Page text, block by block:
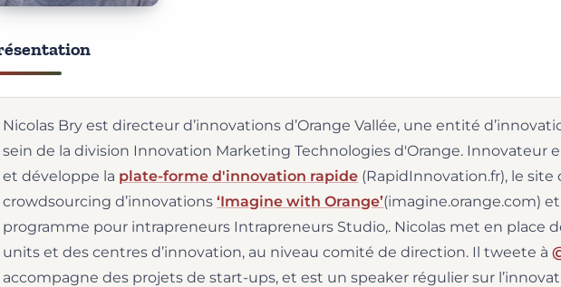
Nicolas Bry est directeur d’innovations d’Orange Vallée, une entité
sein de la division Innovation Marketing Technologies d'Orange. Innovateur
et développe la plate-forme d'innovation rapide (RapidInnovation.fr), le site
crowdsourcing d’innovations‘Imagine with Orange’(imagine.orange.com)
programme pour intrapreneurs Intrapreneurs Studio,. Nicolas met en place
units et des centres d’innovation, au niveau comité de direction. Il tweete à
accompagne des projets de start-ups, et est un speaker régulier sur